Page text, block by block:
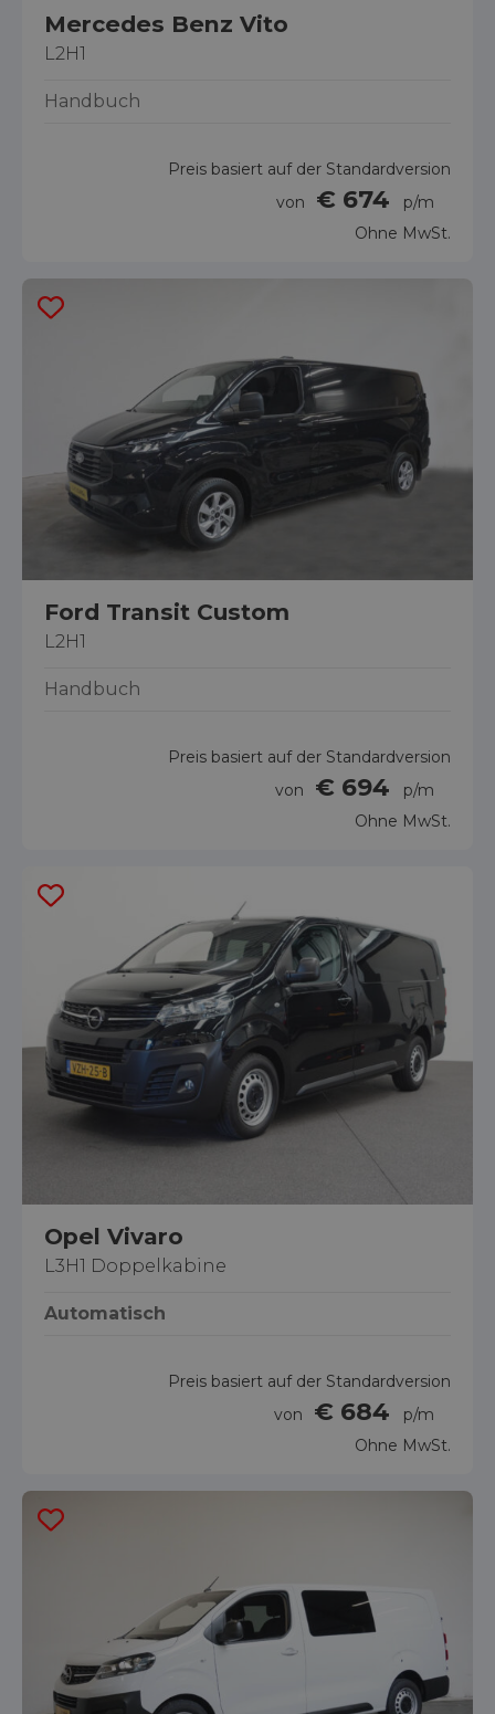
Mercedes Benz Vito
L2H1
Handbuch
Preis basiert auf der Standardversion
von
€ 674
p/m
Ohne MwSt.
Ford Transit Custom
L2H1
Handbuch
Preis basiert auf der Standardversion
von
€ 694
p/m
Ohne MwSt.
Opel Vivaro
L3H1 Doppelkabine
Automatisch
Preis basiert auf der Standardversion
von
€ 684
p/m
Ohne MwSt.